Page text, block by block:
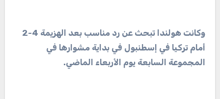
وكانت هولندا تبحث عن رد مناسب بعد الهزيمة 4-2
أمام تركيا في إسطنبول في بداية مشوارها في
المجموعة السابعة يوم الأربعاء الماضي.